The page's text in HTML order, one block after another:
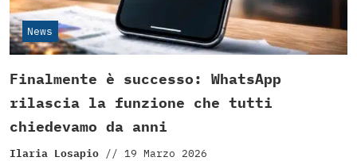
News
Finalmente è successo: WhatsApp
rilascia la funzione che tutti
chiedevamo da anni
Ilaria Losapio // 19 Marzo 2026